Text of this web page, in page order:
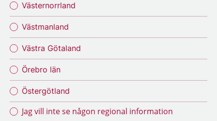
Västernorrland
Västmanland
Västra Götaland
Örebro län
Östergötland
Jag vill inte se någon regional information